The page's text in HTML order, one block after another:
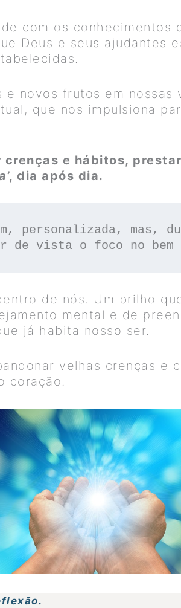
com os conhecimentos
Deus e seus ajudantes
novos frutos em nossas
que nos impulsiona
e hábitos,
’, dia após dia.
personalizada, mas,
de vista o foco no
de nós. Um brilho
mental e de
já habita nosso ser.
velhas crenças e
coração.